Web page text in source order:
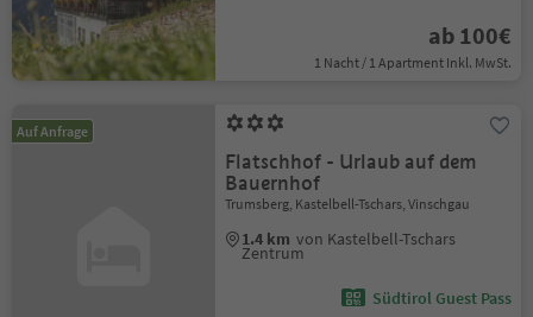
ab 100€
1 Nacht / 1 Apartment Inkl. MwSt.
Auf Anfrage
Flatschhof - Urlaub auf dem
Bauernhof
Trumsberg, Kastelbell-Tschars, Vinschgau
1.4 km von Kastelbell-Tschars
Zentrum
Südtirol Guest Pass